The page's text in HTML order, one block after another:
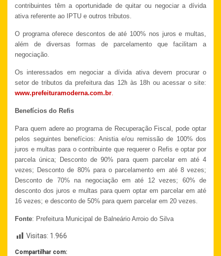
contribuintes têm a oportunidade de quitar ou negociar a dívida
ativa referente ao IPTU e outros tributos.
O programa oferece descontos de até 100% nos juros e multas,
além de diversas formas de parcelamento que facilitam a
negociação.
Os interessados em negociar a dívida ativa devem procurar o
setor de tributos daprefeitura das 12h às 18h ou acessar o site:
www.prefeituramoderna.com.br.
Benefícios do Refis
Para quem adere ao programa de Recuperação Fiscal, pode optar
pelos seguintes benefícios: Anistia e/ou remissão de 100% dos
juros e multas para o contribuinte que requerer o Refis e optar por
parcela única; Desconto de 90% para quem parcelar em até 4
vezes; Desconto de 80% para o parcelamento em até 8 vezes;
Desconto de 70% na negociação em até 12 vezes; 60% de
desconto dos juros e multas para quem optar em parcelar em até
16 vezes; e desconto de 50% para quem parcelar em 20 vezes.
Fonte: Prefeitura Municipal de Balneário Arroio do Silva
Visitas: 1.966
Compartilhar com: